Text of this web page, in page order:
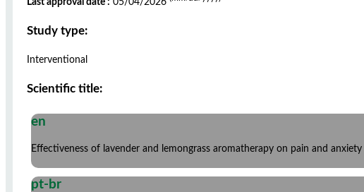
Study type:
Interventional
Scientific title:
en
Effectiveness of lavender and lemongrass aromatherapy on pain and
pt-br